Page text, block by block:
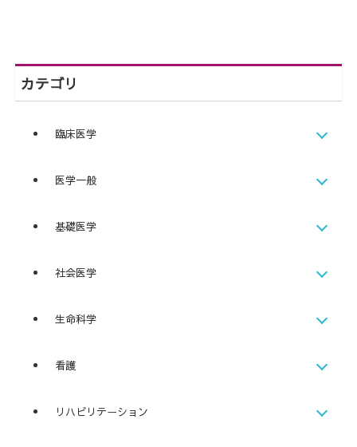
カテゴリ
臨床医学
医学一般
基礎医学
社会医学
生命科学
看護
リハビリテーション